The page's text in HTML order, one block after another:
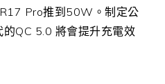
Pro推到50W。制定公
QC 5.0 將會提升充電效